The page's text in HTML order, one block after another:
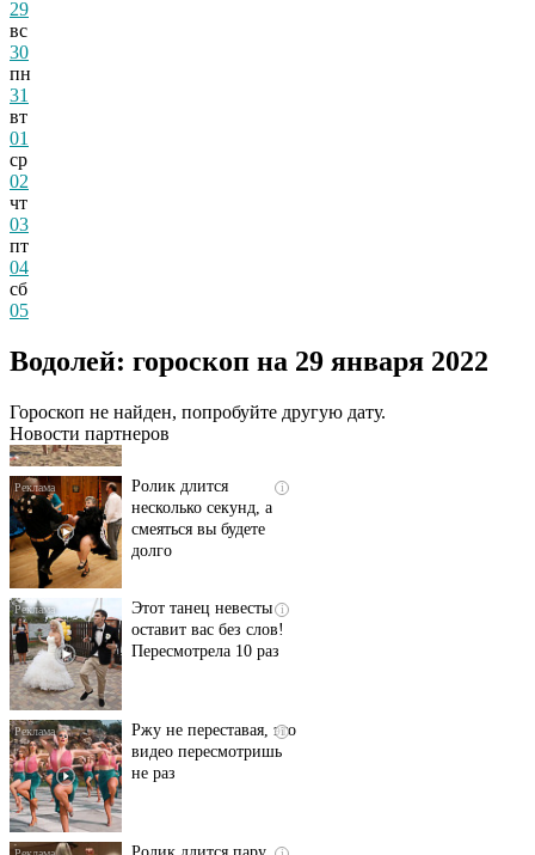
29
вс
30
пн
31
вт
01
ср
02
чт
03
пт
04
сб
05
Водолей: гороскоп на 29 января 2022
Гороскоп не найден, попробуйте другую дату.
Новости партнеров
пляже Крыма: Что
люди вытворяют, когда
несколько секунд, а
смеяться вы будете
оставит вас без слов!
Пересмотрела 10 раз
видео пересмотришь
не раз
секунд, но вы будете в